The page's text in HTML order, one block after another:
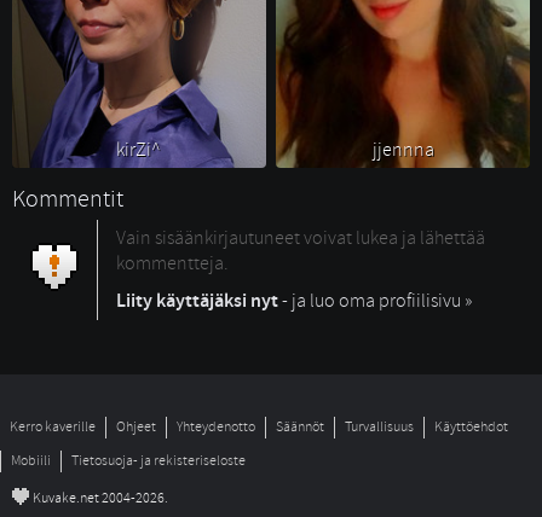
kirZi^ jjennna
Kommentit
Vain sisäänkirjautuneet voivat lukea ja lähettää
kommentteja.
Liity käyttäjäksi nyt- ja luo oma profiilisivu »
Kerro kaverille Ohjeet Yhteydenotto Säännöt Turvallisuus
Käyttöehdot
Mobiili
Tietosuoja- ja rekisteriseloste
© Kuvake.net 2004-2026.